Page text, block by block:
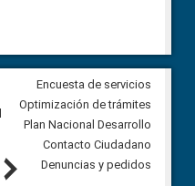
Veeduría Ciudadana para
construcción del asfaltado de
Ballenita del cantón Santa
7 agosto, 2026
Next
Encuesta de servicios
Optimización de trámites
Plan Nacional Desarrollo
Contacto Ciudadano
Denuncias y pedidos